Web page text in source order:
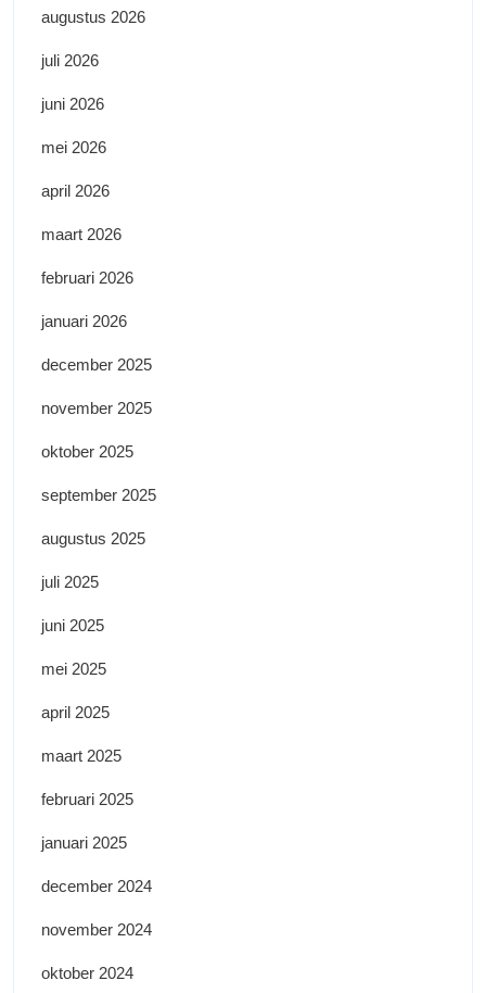
augustus 2026
juli 2026
juni 2026
mei 2026
april 2026
maart 2026
februari 2026
januari 2026
december 2025
november 2025
oktober 2025
september 2025
augustus 2025
juli 2025
juni 2025
mei 2025
april 2025
maart 2025
februari 2025
januari 2025
december 2024
november 2024
oktober 2024